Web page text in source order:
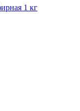
1 кг